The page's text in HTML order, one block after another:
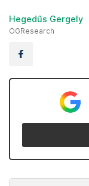
Hegedűs Gergely
OGResearch